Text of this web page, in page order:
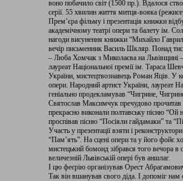
воно побачило світ (1500 пр.). Вдалося
серії. 55 хвилин життя митця-вояка
Прем’єра фільму і презентація книжки
академічному театрі опери та балету ім.
нагоди висунення книжки “Михайло
вечір письменник Василь Шкляр. Понад
– Люба Хомчак з Миколаєва на Львівщині –
лауреат Національної премії ім. Тараса
України, мистецтвознавець Роман Яців. У
опери. Народний артист України, лауреат
геніально продекламував “Чигрине,
Святослав Максимчук пречудово прочитав
прекрасно виконали полтавську пісню “Ой
проспівав пісню “Посіяли гайдамаки” та
Участь у презентації взяти і
“Пам’ять”. На сцені опери та у його фойє
мистецький бомонд зібрався того вечора
величезній Львівській опері був аншлаг.
І цю феєрію організував Орест
Так він вшанував свого діда. І допоміг